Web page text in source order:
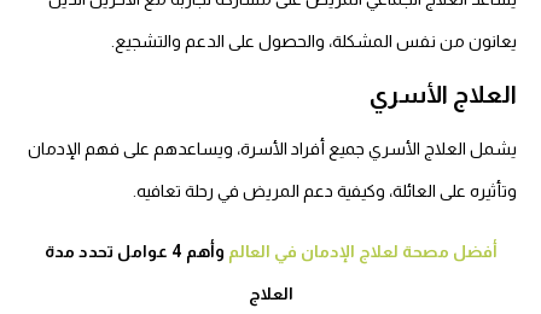
يعانون من نفس المشكلة، والحصول على الدعم والتشجيع.
العلاج الأسري
يشمل العلاج الأسري جميع أفراد الأسرة، ويساعدهم على فهم الإدمان
وتأثيره على العائلة، وكيفية دعم المريض في رحلة تعافيه.
أفضل مصحة لعلاج الإدمان في العالم وأهم 4 عوامل تحدد مدة
العلاج